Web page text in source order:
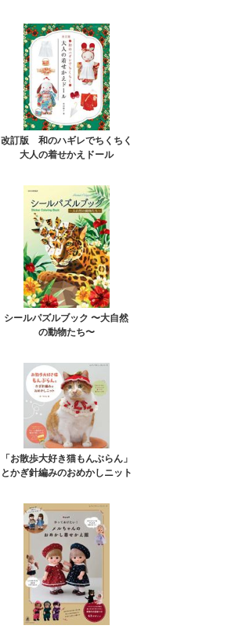
改訂版 和のハギレでちくちく
大人の着せかえドール
シールパズルブック 〜大自然
の動物たち〜
「お散歩大好き猫もんぶらん」
とかぎ針編みのおめかしニット